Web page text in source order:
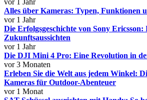
vor 1 Jahr
Alles über Kameras: Typen, Funktionen
vor 1 Jahr
Die Erfolgsgeschichte von Sony
Zukunftsaussichten
vor 1 Jahr
Die DJI Mini 4 Pro: Eine Revolution in
vor 3 Monaten
Erleben Sie die Welt aus jedem Winkel:
Kameras für Outdoor-Abenteuer
vor 1 Monat